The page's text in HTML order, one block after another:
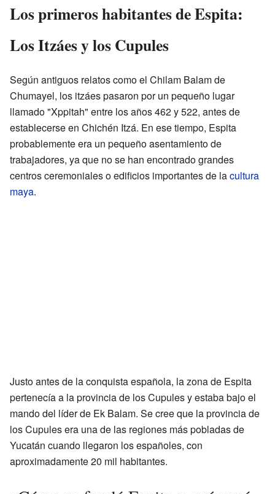
Los primeros habitantes de Espita:
Los Itzáes y los Cupules
Según antiguos relatos como el Chilam Balam de
Chumayel, los itzáes pasaron por un pequeño lugar
llamado "Xppitah" entre los años 462 y 522, antes de
establecerse en Chichén Itzá. En ese tiempo, Espita
probablemente era un pequeño asentamiento de
trabajadores, ya que no se han encontrado grandes
centros ceremoniales o edificios importantes de lacultura
maya.
Justo antes de la conquista española, la zona de Espita
pertenecía a la provincia de los Cupules y estaba bajo el
mando del líder de Ek Balam. Se cree que la provincia de
los Cupules era una de las regiones más pobladas de
Yucatán cuando llegaron los españoles, con
aproximadamente 20 mil habitantes.